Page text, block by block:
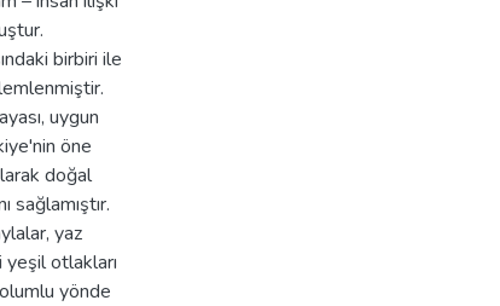
birbiri ile
uygun
öne
doğal
sağlamıştır.
yaz
otlakları
yönde